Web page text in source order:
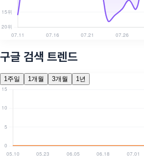
구글 검색 트렌드
1주일 1개월 3개월 1년